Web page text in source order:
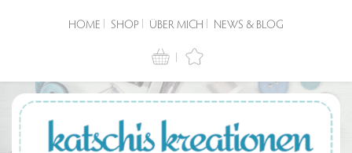
HOME SHOP ÜBER MICH NEWS & BLOG